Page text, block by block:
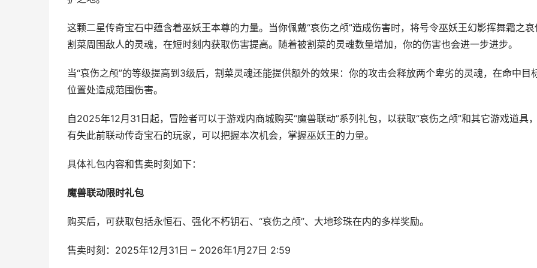
这颗二星传奇宝石中蕴含着巫妖王本尊的力量。当你佩戴“哀伤之颅”造成伤害时，将号令巫妖王幻影挥舞霜之哀
割菜周围敌人的灵魂，在短时刻内获取伤害提高。随着被割菜的灵魂数量增加，你的伤害也会进一步进步。
当“哀伤之颅”的等级提高到3级后，割菜灵魂还能提供额外的效果：你的攻击会释放两个卑劣的灵魂，在命中目
位置处造成范围伤害。
自2025年12月31日起，冒险者可以于游戏内商城购买“魔兽联动”系列礼包，以获取“哀伤之颅”和其它游戏道具，
有失此前联动传奇宝石的玩家，可以把握本次机会，掌握巫妖王的力量。
具体礼包内容和售卖时刻如下：
魔兽联动限时礼包
购买后，可获取包括永恒石、强化不朽钥石、“哀伤之颅”、大地珍珠在内的多样奖励。
售卖时刻：2025年12月31日 – 2026年1月27日 2:59